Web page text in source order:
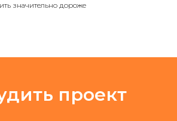
значительно дороже
проект